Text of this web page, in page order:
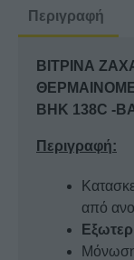
BHK
BHK
138C
BAM
ποσότητα
Περιγραφή
ΒΙΤΡΙΝΑ
BHK 138C -
Περιγραφή:
από
Μόνωση